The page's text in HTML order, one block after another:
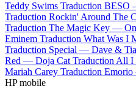
Teddy Swims Traduction BESO
Traduction Rockin' Around The
Traduction The Magic Key —
Eminem Traduction What Was I
Traduction Special — Dave &
Red — Doja Cat Traduction All I
Mariah Carey Traduction
HP mobile